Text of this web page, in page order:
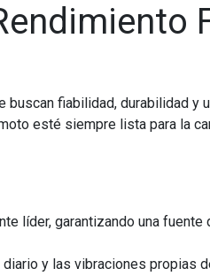
fiabilidad, durabilidad y
esté siempre lista para la
líder, garantizando una
y las vibraciones propias